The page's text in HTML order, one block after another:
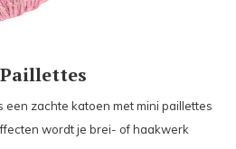
een zachte katoen met mini paillettes
wordt je brei- of haakwerk